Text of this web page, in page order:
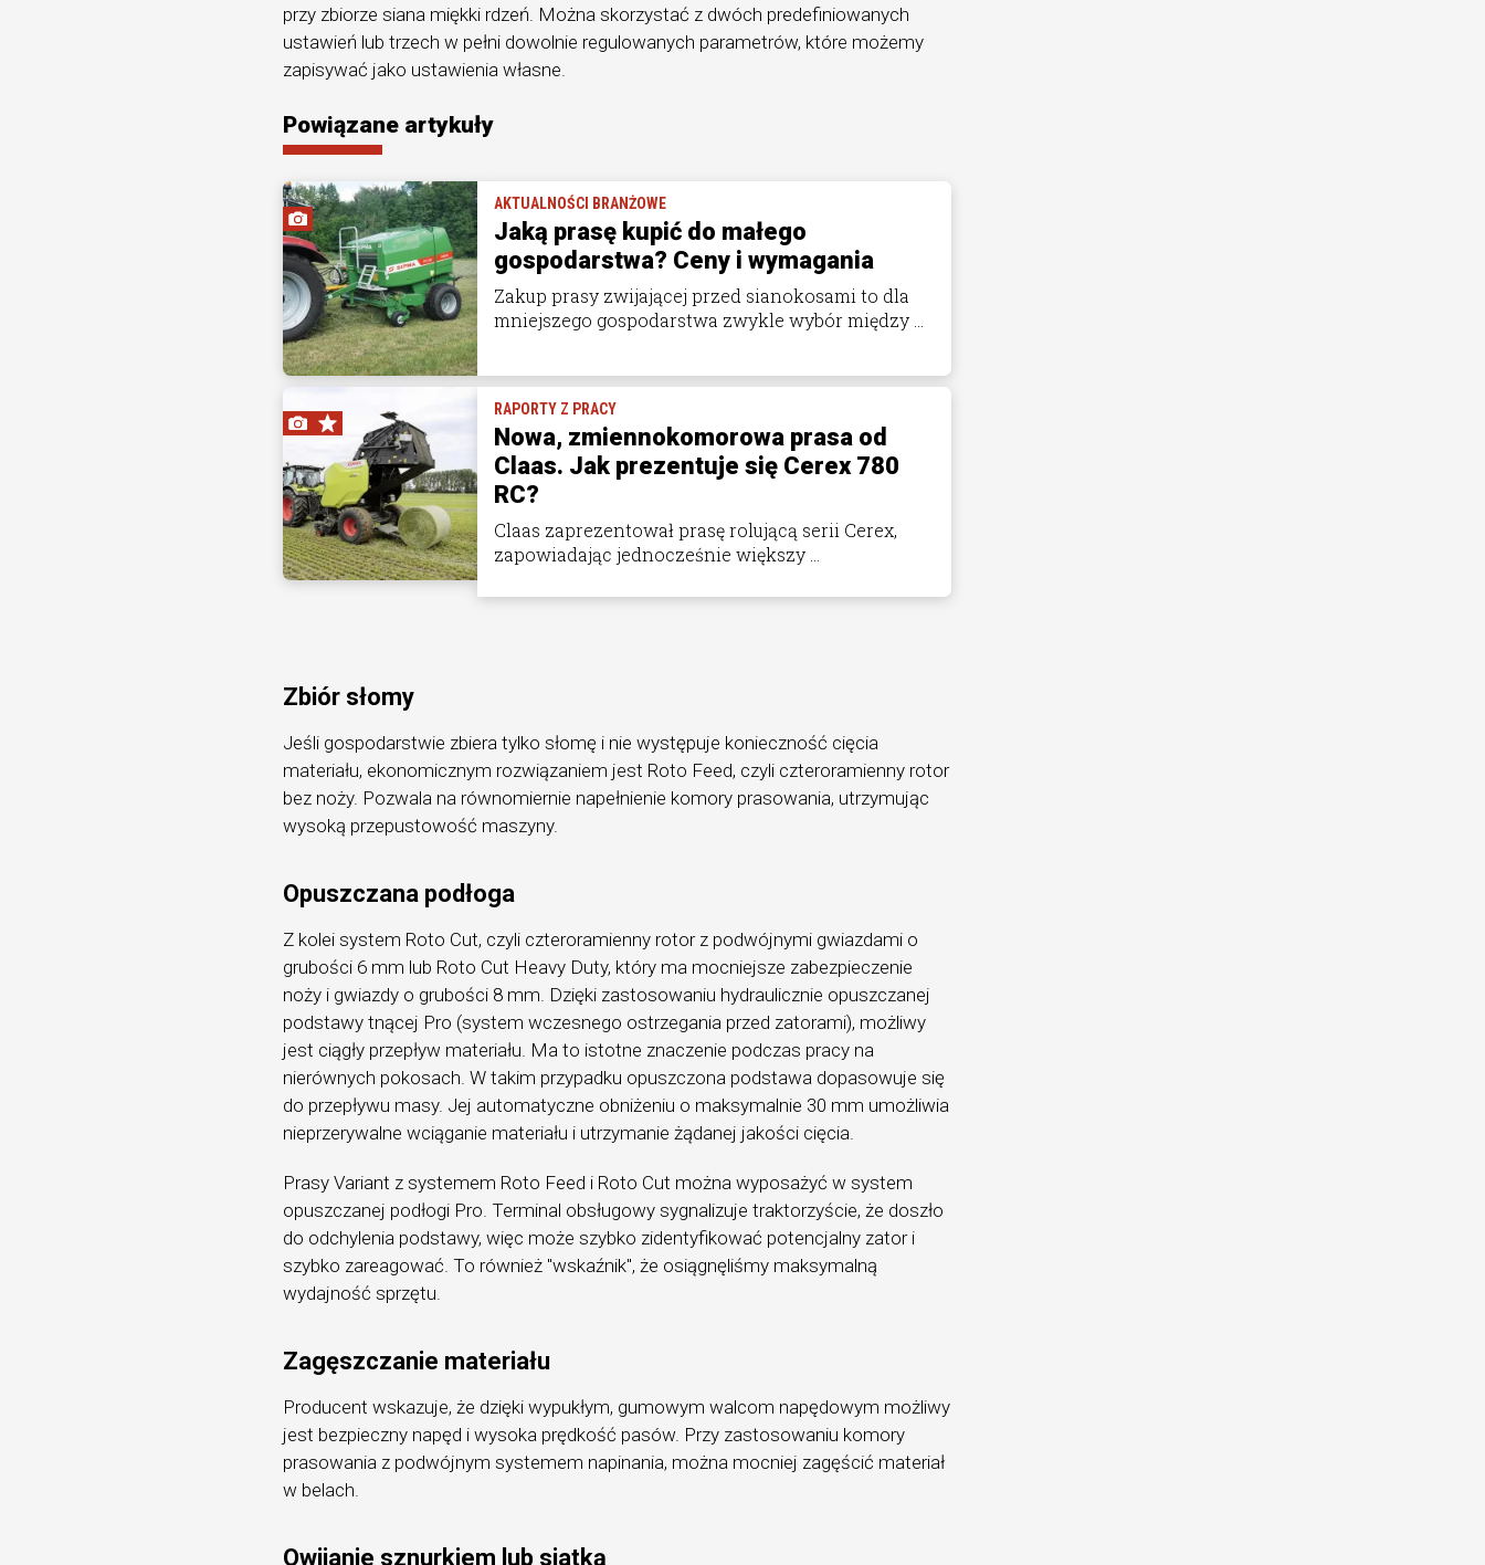
przy zbiorze siana miękki rdzeń. Można skorzystać z dwóch predefiniowanych
ustawień lub trzech w pełni dowolnie regulowanych parametrów, które możemy
zapisywać jako ustawienia własne.
Powiązane artykuły
AKTUALNOŚCI BRANŻOWE
Jaką prasę kupić do małego
gospodarstwa? Ceny i wymagania
Zakup prasy zwijającej przed sianokosami to dla
mniejszego gospodarstwa zwykle wybór między ...
RAPORTY Z PRACY
Nowa, zmiennokomorowa prasa od
Claas. Jak prezentuje się Cerex 780
RC?
Claas zaprezentował prasę rolującą serii Cerex,
zapowiadając jednocześnie większy ...
Zbiór słomy
Jeśli gospodarstwie zbiera tylko słomę i nie występuje konieczność cięcia
materiału, ekonomicznym rozwiązaniem jest Roto Feed, czyli czteroramienny rotor
bez noży. Pozwala na równomiernie napełnienie komory prasowania, utrzymując
wysoką przepustowość maszyny.
Opuszczana podłoga
Z kolei system Roto Cut, czyli czteroramienny rotor z podwójnymi gwiazdami o
grubości 6 mm lub Roto Cut Heavy Duty, który ma mocniejsze zabezpieczenie
noży i gwiazdy o grubości 8 mm. Dzięki zastosowaniu hydraulicznie opuszczanej
podstawy tnącej Pro (system wczesnego ostrzegania przed zatorami), możliwy
jest ciągły przepływ materiału. Ma to istotne znaczenie podczas pracy na
nierównych pokosach. W takim przypadku opuszczona podstawa dopasowuje się
do przepływu masy. Jej automatyczne obniżeniu o maksymalnie 30 mm umożliwia
nieprzerywalne wciąganie materiału i utrzymanie żądanej jakości cięcia.
Prasy Variant z systemem Roto Feed i Roto Cut można wyposażyć w system
opuszczanej podłogi Pro. Terminal obsługowy sygnalizuje traktorzyście, że doszło
do odchylenia podstawy, więc może szybko zidentyfikować potencjalny zator i
szybko zareagować. To również "wskaźnik", że osiągnęliśmy maksymalną
wydajność sprzętu.
Zagęszczanie materiału
Producent wskazuje, że dzięki wypukłym, gumowym walcom napędowym możliwy
jest bezpieczny napęd i wysoka prędkość pasów. Przy zastosowaniu komory
prasowania z podwójnym systemem napinania, można mocniej zagęścić materiał
w belach.
Owijanie sznurkiem lub siatką